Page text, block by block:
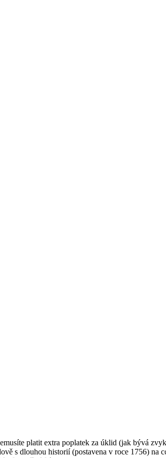
platit extra poplatek za úklid (jak bývá
s dlouhou historií (postavena v roce 1756) na